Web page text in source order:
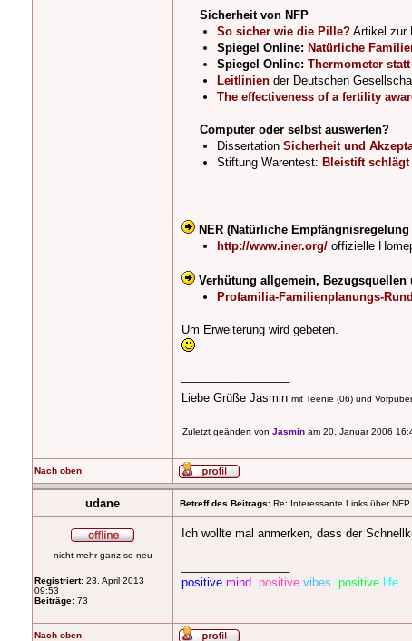
Sicherheit von NFP
So sicher wie die Pille? Artikel zur
Spiegel Online: Natürliche
Spiegel Online: Thermometer
Leitlinien der Deutschen
The effectiveness of a fertility
Computer oder selbst auswerten?
Dissertation Sicherheit und
Stiftung Warentest: Bleistift
NER (Natürliche
http://www.iner.org/ offizielle
Verhütung allgemein, Bezugsquellen
Profamilia-Familienplanungs-
Um Erweiterung wird gebeten.
Liebe Grüße Jasmin mit Teenie (06) und
Zuletzt geändert von Jasmin am 20. Januar 2006
Nach oben
udane Betreff des Beitrags: Re: Interessante Links über
nicht mehr ganz so neu
Registriert: 23. April 2013
09:53
Beiträge: 73
Ich wollte mal anmerken, dass der
positive mind. positive vibes. positive life.
Nach oben